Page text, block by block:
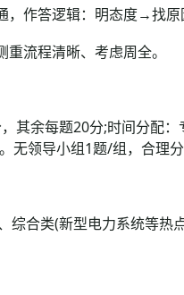
作答逻辑：明态度→找原
流程清晰、考虑周全。
余每题20分;时间分配：
领导小组1题/组，合理
合类(新型电力系统等热